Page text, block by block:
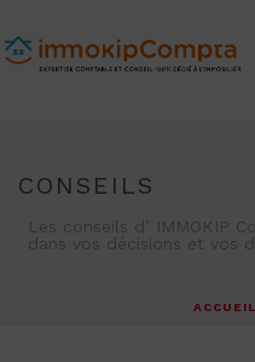
CONSEILS
Les conseils d’ IMMOKIP
dans vos décisions et vos
ACCUEIL